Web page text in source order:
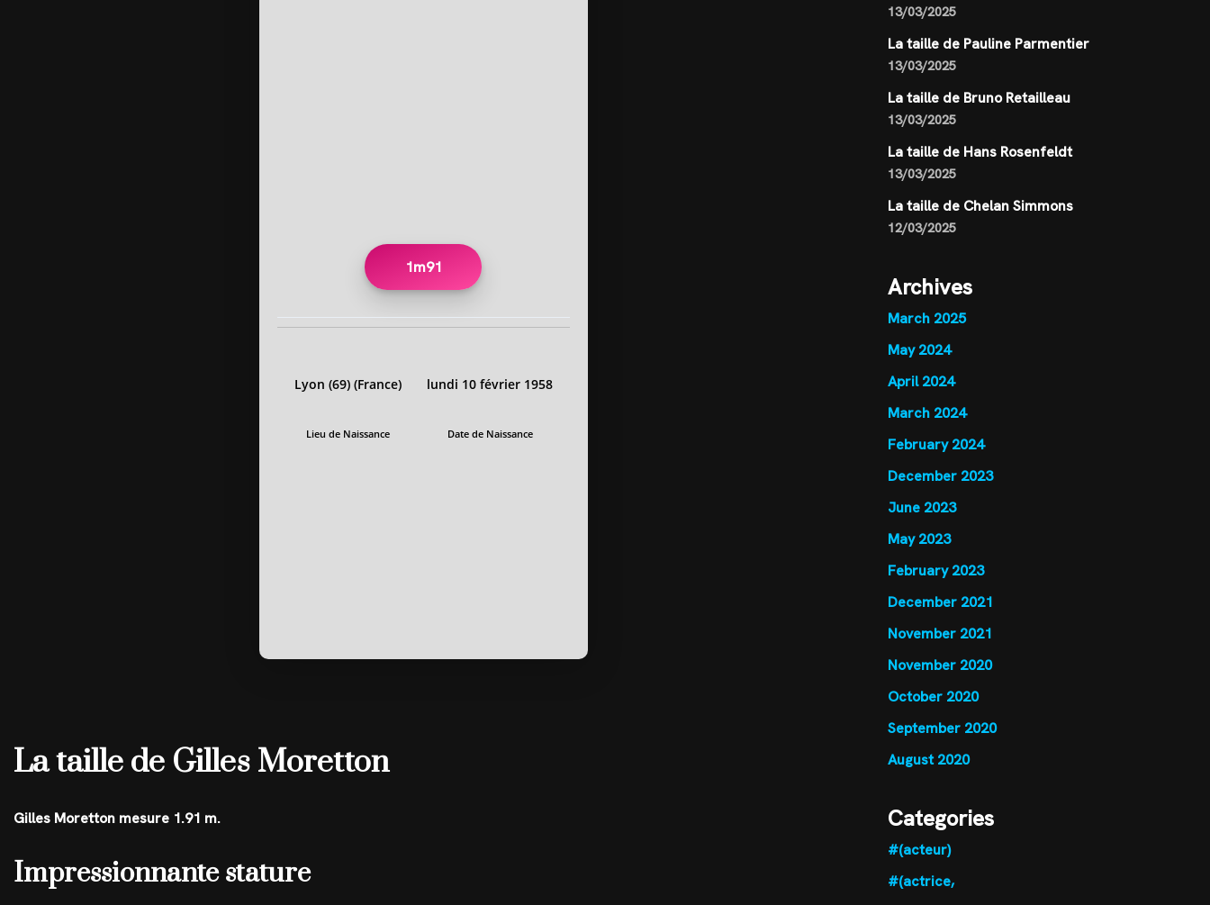
1m91
Lyon (69) (France)
Lieu de Naissance
lundi 10 février 1958
Date de Naissance
La taille de Gilles Moretton
Gilles Moretton mesure 1.91 m.
Impressionnante stature
13/03/2025
La taille de Pauline Parmentier
13/03/2025
La taille de Bruno Retailleau
13/03/2025
La taille de Hans Rosenfeldt
13/03/2025
La taille de Chelan Simmons
12/03/2025
Archives
March 2025
May 2024
April 2024
March 2024
February 2024
December 2023
June 2023
May 2023
February 2023
December 2021
November 2021
November 2020
October 2020
September 2020
August 2020
Categories
#(acteur)
#(actrice,